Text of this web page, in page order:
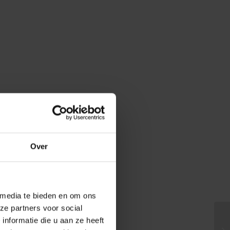
Over
te bieden en om ons
partners voor social
die u aan ze heeft